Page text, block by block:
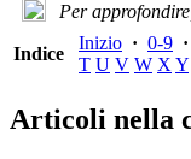
Per
Indice
Inizio · 0-9 ·
T U V W XY
Articoli nella